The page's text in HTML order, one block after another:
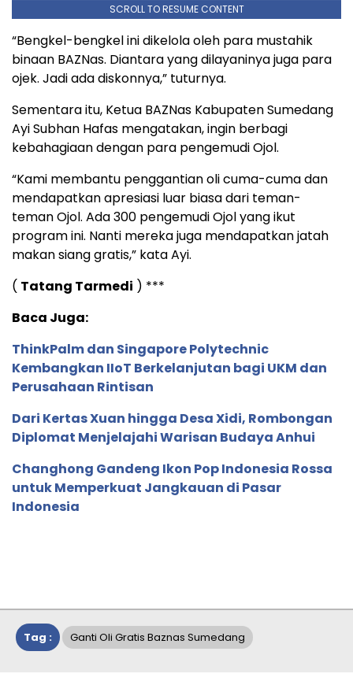
SCROLL TO RESUME CONTENT
“Bengkel-bengkel ini dikelola oleh para mustahik
binaan BAZNas. Diantara yang dilayaninya juga para
ojek. Jadi ada diskonnya,” tuturnya.
Sementara itu, Ketua BAZNas Kabupaten Sumedang
Ayi Subhan Hafas mengatakan, ingin berbagi
kebahagiaan dengan para pengemudi Ojol.
“Kami membantu penggantian oli cuma-cuma dan
mendapatkan apresiasi luar biasa dari teman-
teman Ojol. Ada 300 pengemudi Ojol yang ikut
program ini. Nanti mereka juga mendapatkan jatah
makan siang gratis,” kata Ayi.
( Tatang Tarmedi ) ***
Baca Juga:
ThinkPalm dan Singapore Polytechnic
Kembangkan IIoT Berkelanjutan bagi UKM dan
Perusahaan Rintisan
Dari Kertas Xuan hingga Desa Xidi, Rombongan
Diplomat Menjelajahi Warisan Budaya Anhui
Changhong Gandeng Ikon Pop Indonesia Rossa
untuk Memperkuat Jangkauan di Pasar
Indonesia
Tag : Ganti Oli Gratis Baznas Sumedang